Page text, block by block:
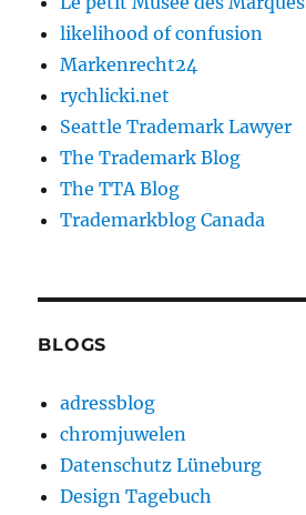
likelihood of confusion
Markenrecht24
rychlicki.net
Seattle Trademark Lawyer
The Trademark Blog
The TTA Blog
Trademarkblog Canada
BLOGS
adressblog
chromjuwelen
Datenschutz Lüneburg
Design Tagebuch